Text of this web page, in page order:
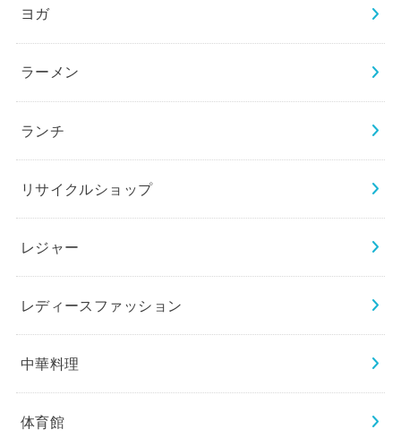
ヨガ
ラーメン
ランチ
リサイクルショップ
レジャー
レディースファッション
中華料理
体育館